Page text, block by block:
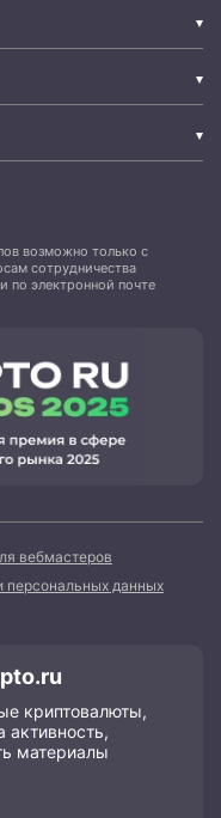
возможно только с
сотрудничества
по электронной почте
вебмастеров
персональных данных
криптовалюты,
активность,
материалы